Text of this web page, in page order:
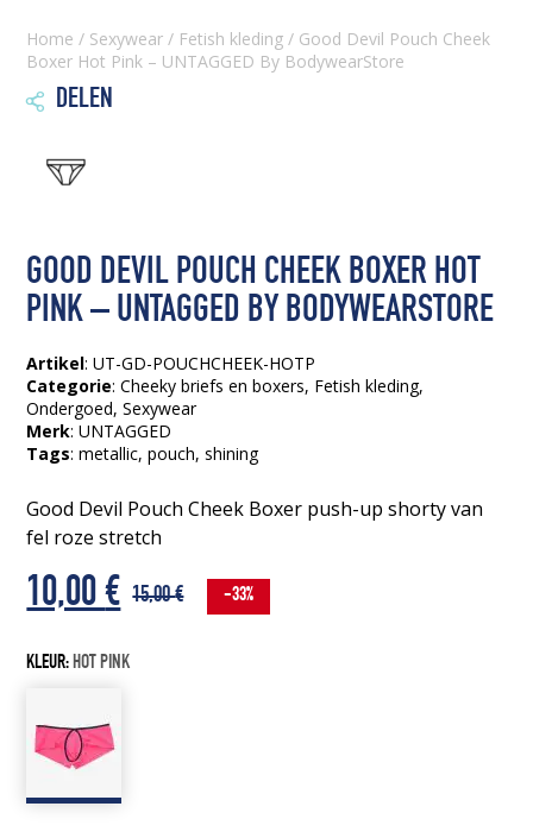
Home / Sexywear / Fetish kleding / Good Devil Pouch Cheek
Boxer Hot Pink – UNTAGGED By BodywearStore
 DELEN
GOOD DEVIL POUCH CHEEK BOXER HOT
PINK – UNTAGGED BY BODYWEARSTORE
Artikel: UT-GD-POUCHCHEEK-HOTP
Categorie:Cheeky briefs en boxers, Fetish kleding,
Ondergoed,Sexywear
Merk: UNTAGGED
Tags:metallic, pouch, shining
Good Devil Pouch Cheek Boxer push-up shorty van
fel roze stretch
15,00€
Oorspronkelijke
prijs
15,00 €.
10,00€
Huidige
prijs
10,00 €.
-33%
KLEUR:HOT PINK